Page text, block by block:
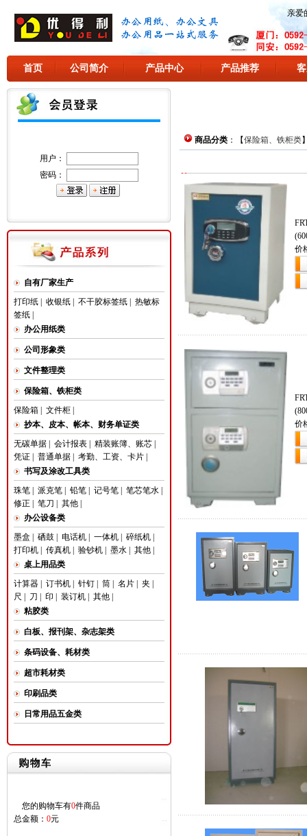
亲爱
首页 公司简介 产品中心 产品推荐
用户：
密码：
自有厂家生产
打印纸| 收银纸| 不干胶标签纸| 热敏标
签纸|
办公用纸类
公司形象类
文件整理类
保险箱、铁柜类
保险箱| 文件柜|
抄本、皮本、帐本、财务单证类
无碳单据| 会计报表| 精装账簿、账芯|
凭证| 普通单据| 考勤、工资、卡片|
书写及涂改工具类
珠笔| 派克笔| 铅笔| 记号笔| 笔芯笔水|
修正
笔刀 其他|
办公设备类
墨盒
硒鼓| 电话机| 一体机| 碎纸机|
打印机| 传真机| 验钞机| 墨水| 其他|
桌上用品类
计算器| 订书机| 针钉| 筒| 名片| 夹
尺
刀 印 装订机| 其他|
粘胶类
白板、报刊架、杂志架类
条码设备、耗材类
超市耗材类
印刷品类
日常用品五金类
您的购物车有0件商品
总金额： 0元
商品分类：【保险箱、铁柜类
价
价